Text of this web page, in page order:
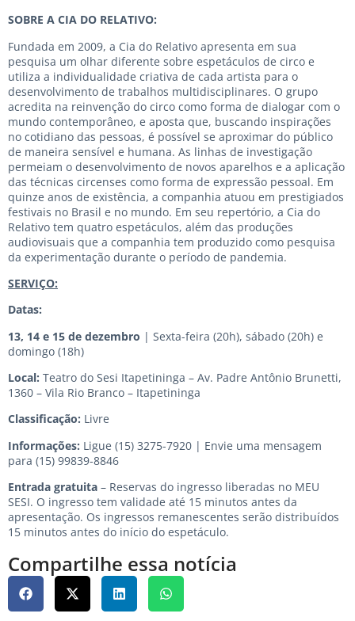
SOBRE A CIA DO RELATIVO:
Fundada em 2009, a Cia do Relativo apresenta em sua
pesquisa um olhar diferente sobre espetáculos de circo e
utiliza a individualidade criativa de cada artista para o
desenvolvimento de trabalhos multidisciplinares. O grupo
acredita na reinvenção do circo como forma de dialogar com o
mundo contemporâneo, e aposta que, buscando inspirações
no cotidiano das pessoas, é possível se aproximar do público
de maneira sensível e humana. As linhas de investigação
permeiam o desenvolvimento de novos aparelhos e a aplicação
das técnicas circenses como forma de expressão pessoal. Em
quinze anos de existência, a companhia atuou em prestigiados
festivais no Brasil e no mundo. Em seu repertório, a Cia do
Relativo tem quatro espetáculos, além das produções
audiovisuais que a companhia tem produzido como pesquisa
da experimentação durante o período de pandemia.
SERVIÇO:
Datas:
13, 14 e 15 de dezembro | Sexta-feira (20h), sábado (20h) e
domingo (18h)
Local: Teatro do Sesi Itapetininga – Av. Padre Antônio Brunetti,
1360 – Vila Rio Branco – Itapetininga
Classificação: Livre
Informações: Ligue (15) 3275-7920 | Envie uma mensagem
para (15) 99839-8846
Entrada gratuita – Reservas do ingresso liberadas no MEU
SESI. O ingresso tem validade até 15 minutos antes da
apresentação. Os ingressos remanescentes serão distribuídos
15 minutos antes do início do espetáculo.
Compartilhe essa notícia